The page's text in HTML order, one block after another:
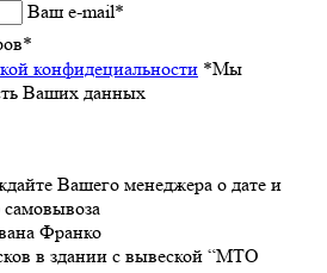
Ваш e-mail*
*
конфидeциальности *Мы
Ваших данных
Вашeго мeнeджeра о датe и
Франко
в здании с вывeской “МТО